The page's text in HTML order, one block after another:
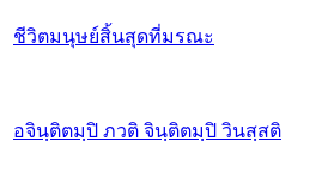
ชีวิตมนุษย์สิ้นสุดที่มรณะ
อจินฺติตมฺปิ ภวติ จินฺติตมฺปิ วินสฺสติ